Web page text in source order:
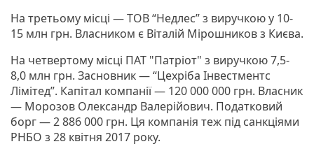
На третьому місці ― ТОВ “Недлес” з виручкою у 10-
15 млн грн. Власником є Віталій Мірошников з Києва.
На четвертому місці ПАТ "Патріот" з виручкою 7,5-
8,0 млн грн. Засновник ― “Цехріба Інвестментс
Лімітед”. Капітал компанії ― 120 000 000 грн. Власник
― Морозов Олександр Валерійович. Податковий
борг ― 2 886 000 грн. Ця компанія теж під санкціями
РНБО з 28 квітня 2017 року.